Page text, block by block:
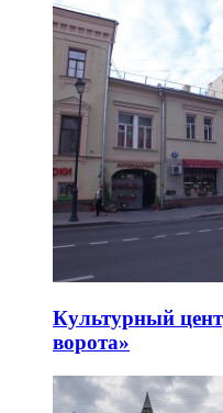
Культурный
ворота»